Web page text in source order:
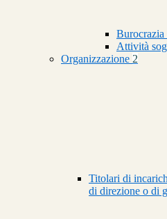
Burocrazia
Attività
Organizzazione 2
Titolari di
di direzione o di